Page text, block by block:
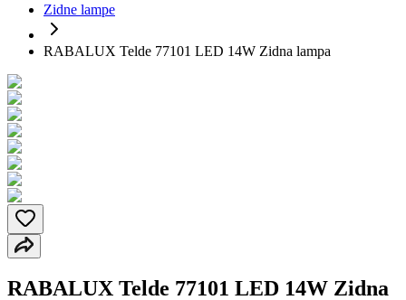
Zidne lampe
RABALUX Telde 77101 LED 14W Zidna lampa
RABALUX Telde 77101 LED 14W Zidna